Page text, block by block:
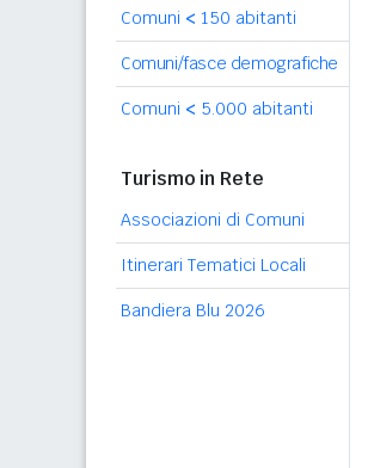
Comuni < 150 abitanti
Comuni/fasce demografiche
Comuni < 5.000 abitanti
Turismo in Rete
Associazioni di Comuni
Itinerari Tematici Locali
Bandiera Blu 2026